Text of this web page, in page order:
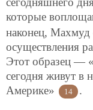
которые
наконец, Махмуд
осуществления
Этот образец —
сегодня живут в
Америке»
14 .